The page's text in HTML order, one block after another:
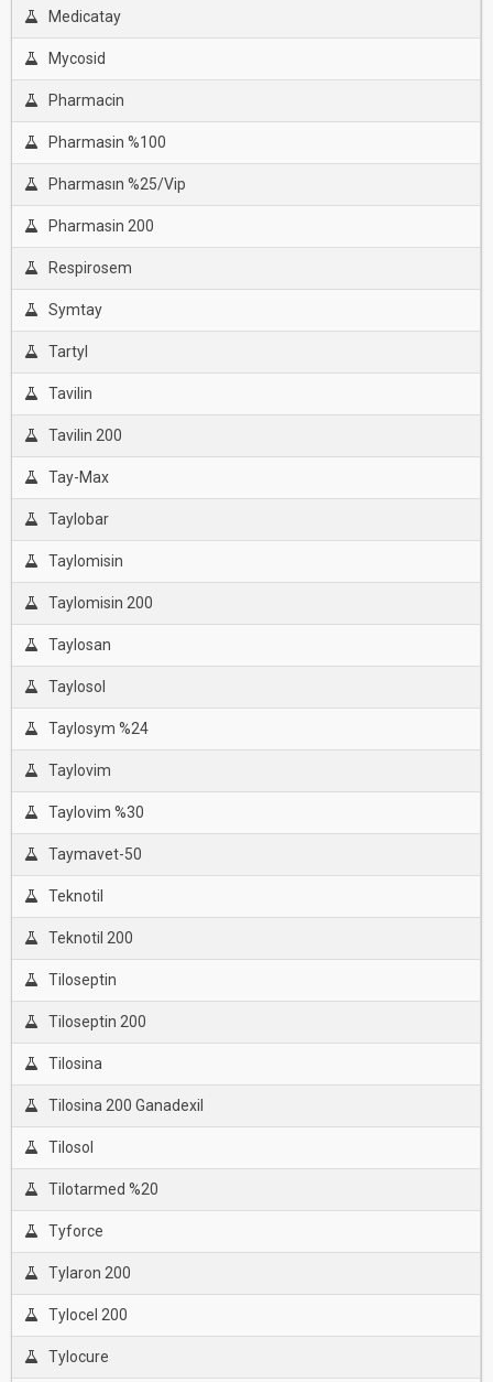
Medicatay
Mycosid
Pharmacin
Pharmasin %100
Pharmasın %25/Vip
Pharmasin 200
Respirosem
Symtay
Tartyl
Tavilin
Tavilin 200
Tay-Max
Taylobar
Taylomisin
Taylomisin 200
Taylosan
Taylosol
Taylosym %24
Taylovim
Taylovim %30
Taymavet-50
Teknotil
Teknotil 200
Tiloseptin
Tiloseptin 200
Tilosina
Tilosina 200 Ganadexil
Tilosol
Tilotarmed %20
Tyforce
Tylaron 200
Tylocel 200
Tylocure